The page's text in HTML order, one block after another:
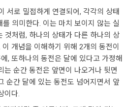
서로 밀접하게 연결되어, 각각의 상태
의미한다. 이는 마치 보이지 않는 실
것처럼, 하나의 상태가 다른 하나의 상
개념을 이해하기 위해 2개의 동전이
, 또하나의 동전은 달에 있다고 가정해
순간 동전은 앞면이 나오거나 뒷면
순간 달에 있는 동전도 넘어지면서 앞
이다.